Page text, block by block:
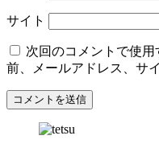
サイト
次回のコメントで使
前、メールアドレス、サ